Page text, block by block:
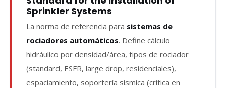
Sprinkler Systems
La norma de referencia para sistemas de
rociadores automáticos. Define cálculo
hidráulico por densidad/área, tipos de rociador
(standard, ESFR, large drop, residenciales),
espaciamiento, soportería sísmica (crítica en